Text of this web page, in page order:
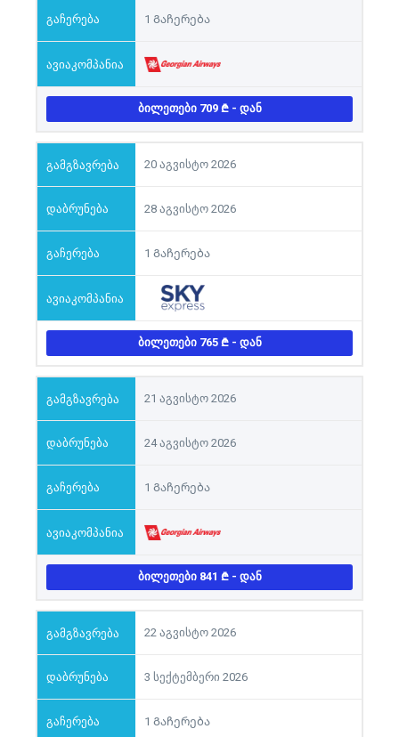
1 Გაჩერება
ᲑᲘᲚᲔᲗᲔᲑᲘ 709 - ᲓᲐᲜ
20 აგვისტო 2026
28 აგვისტო 2026
1 Გაჩერება
ᲑᲘᲚᲔᲗᲔᲑᲘ 765 - ᲓᲐᲜ
21 აგვისტო 2026
24 აგვისტო 2026
1 Გაჩერება
ᲑᲘᲚᲔᲗᲔᲑᲘ 841 - ᲓᲐᲜ
22 აგვისტო 2026
3 სექტემბერი 2026
1 Გაჩერება